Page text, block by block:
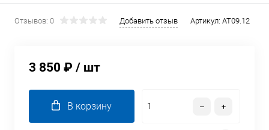
Отзывов: 0 Добавить отзыв Артикул: AT09.12
3 850 ₽ / шт
В корзину